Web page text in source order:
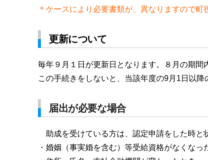
＊ケースにより必要書類が、異なりますので町
更新について
毎年９月１日が更新日となります。８月の期間
この手続きをしないと、当該年度の9月1日以
届出が必要な場合
助成を受けている方は、認定申請をした時と
・婚姻（事実婚を含む）等受給資格がなくなっ